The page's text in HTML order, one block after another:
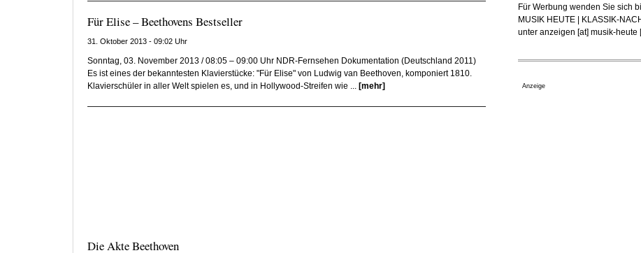
Für Elise – Beethovens Bestseller
31. Oktober 2013 - 09:02 Uhr
Sonntag, 03. November 2013 / 08:05 – 09:00 Uhr NDR-Fernsehen Dokumentation (Deutschland 2011)
Es ist eines der bekanntesten Klavierstücke: "Für Elise" von Ludwig van Beethoven, komponiert 1810.
Klavierschüler in aller Welt spielen es, und in Hollywood-Streifen wie ... [mehr]
Die Akte Beethoven
Für Werbung wenden Sie sich
MUSIK HEUTE | KLASSIK-
unter anzeigen [at] musik-heute
Anzeige